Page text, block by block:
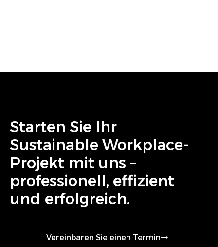
Starten Sie Ihr
Sustainable Workplace-
Projekt mit uns –
professionell, effizient
und erfolgreich.
Vereinbaren Sie einen Termin